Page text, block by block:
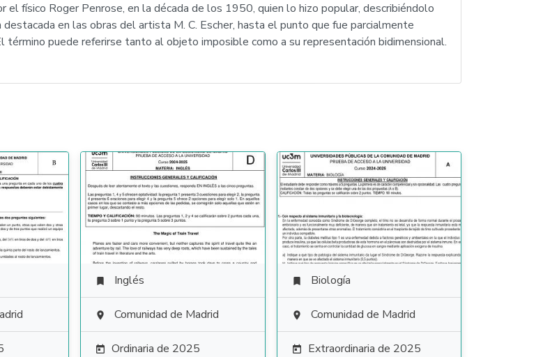
físico Roger Penrose, en la década de los 1950, quien lo hizo popular, describiéndolo
en las obras del artista M. C. Escher, hasta el punto que fue parcialmente
puede referirse tanto al objeto imposible como a su representación bidimensional.
 Inglés
 Comunidad de Madrid
 Ordinaria de 2025
 Biología
 Comunidad de Madrid
 Extraordinaria de 2025